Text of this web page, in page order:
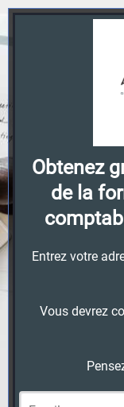
Obtenez
de la
Entrez votre
Vous devrez